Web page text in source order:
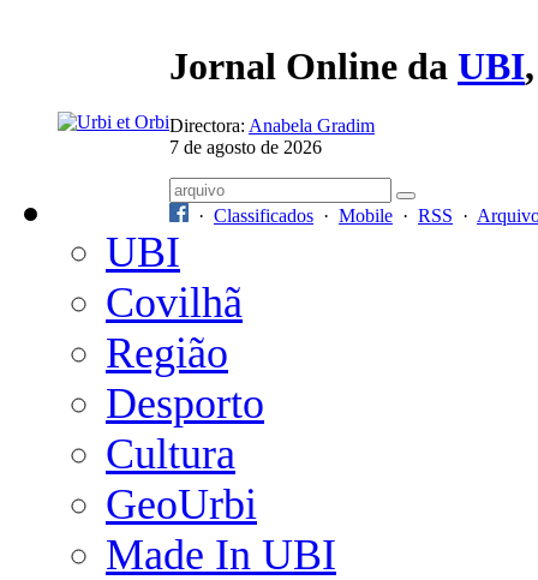
Jornal Online da UBI
Directora: Anabela Gradim
7 de agosto de 2026
· Classificados · Mobile · RSS ·
UBI
Covilhã
Região
Desporto
Cultura
GeoUrbi
Made In UBI